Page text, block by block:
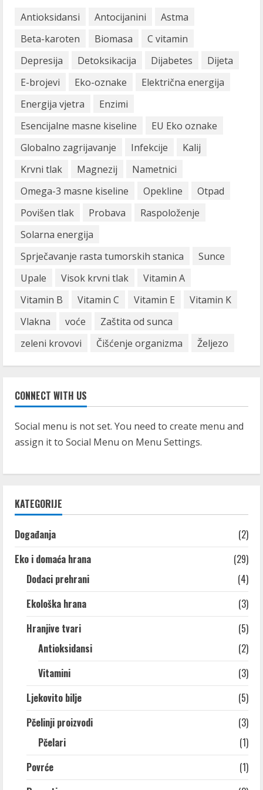
Antioksidansi Antocijanini
Astma
Beta-karoten
Biomasa
C vitamin
Depresija
Detoksikacija Dijabetes
Dijeta
E-brojevi
Eko-oznake
Električna energija
Energija vjetra
Enzimi
Esencijalne masne kiseline
EU Eko oznake
Globalno zagrijavanje
Infekcije
Kalij
Krvni tlak
Magnezij
Nametnici
Omega-3 masne kiseline
Opekline
Otpad
Povišen tlak
Probava
Raspoloženje
Solarna energija
Sprječavanje rasta tumorskih stanica
Sunce
Upale
Visok krvni tlak
Vitamin A
Vitamin B
Vitamin C Vitamin E
Vitamin K
Vlakna
voće
Zaštita od sunca
zeleni krovovi
Čišćenje organizma Željezo
CONNECT WITH US
Social menu is not set. You need to create menu and
assign it to Social Menu on Menu Settings.
KATEGORIJE
Događanja
(2)
Eko i domaća hrana
(29)
Dodaci prehrani
(4)
Ekološka hrana
(3)
Hranjive tvari
(5)
Antioksidansi
(2)
Vitamini
(3)
Ljekovito bilje
(5)
Pčelinji proizvodi
(3)
Pčelari
(1)
Povrće
(1)